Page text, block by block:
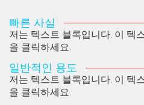
빠른 사실
저는 텍스트 블록입니다. 이 텍
을 클릭하세요.
일반적인 용도
저는 텍스트 블록입니다. 이 텍
을 클릭하세요.